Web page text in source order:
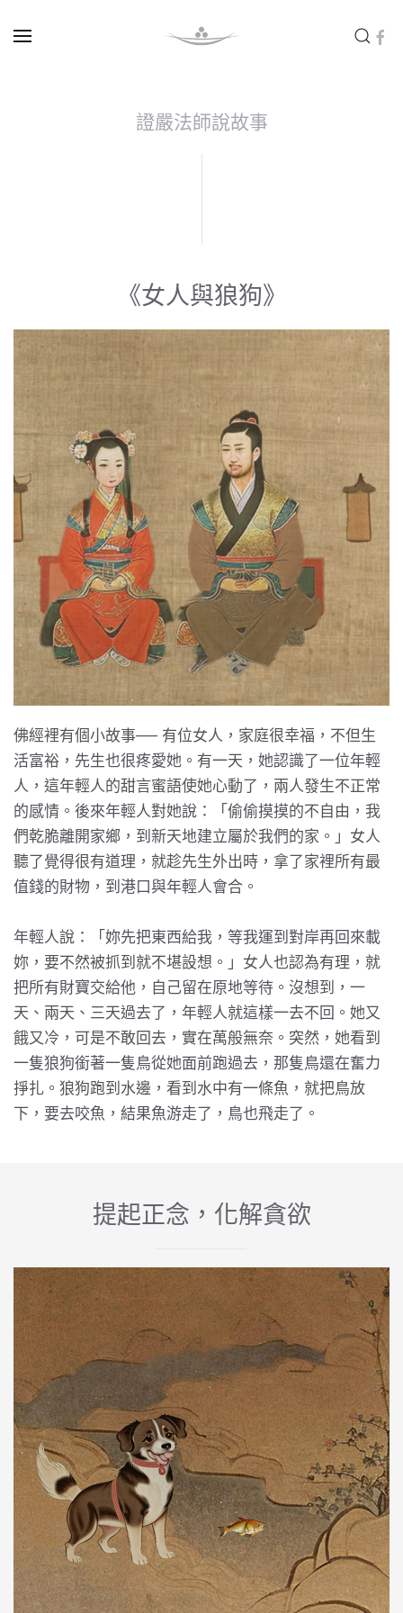
證嚴法師說故事
《女人與狼狗》
佛經裡有個小故事── 有位女人，家庭很幸福，不但生
活富裕，先生也很疼愛她。有一天，她認識了一位年輕
人，這年輕人的甜言蜜語使她心動了，兩人發生不正常
的感情。後來年輕人對她說：「偷偷摸摸的不自由，我
們乾脆離開家鄉，到新天地建立屬於我們的家。」女人
聽了覺得很有道理，就趁先生外出時，拿了家裡所有最
值錢的財物，到港口與年輕人會合。
年輕人說：「妳先把東西給我，等我運到對岸再回來載
妳，要不然被抓到就不堪設想。」女人也認為有理，就
把所有財寶交給他，自己留在原地等待。沒想到，一
天、兩天、三天過去了，年輕人就這樣一去不回。她又
餓又冷，可是不敢回去，實在萬般無奈。突然，她看到
一隻狼狗銜著一隻鳥從她面前跑過去，那隻鳥還在奮力
掙扎。狼狗跑到水邊，看到水中有一條魚，就把鳥放
下，要去咬魚，結果魚游走了，鳥也飛走了。
提起正念，化解貪欲